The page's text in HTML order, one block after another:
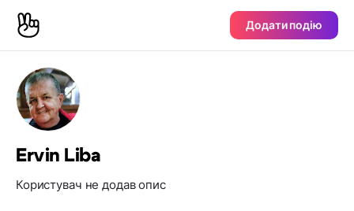
Додати подію
Ervin Liba
Користувач не додав опис